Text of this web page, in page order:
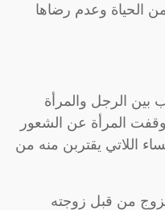
الحياة وعدم رضاها
بين الرجل والمرأة
توقفت المرأة عن الشعور
اللاتي يقتربن منه من
من قبل زوجته